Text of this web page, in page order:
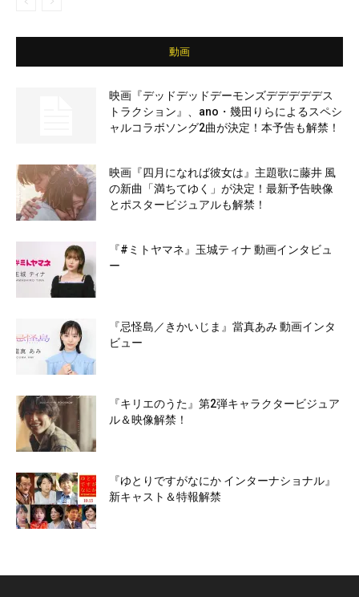
動画
映画『デッドデッドデーモンズデデデデデス
トラクション』、ano・幾田りらによるスペシ
ャルコラボソング2曲が決定！本予告も解禁！
映画『四月になれば彼女は』主題歌に藤井 風
の新曲「満ちてゆく」が決定！最新予告映像
とポスタービジュアルも解禁！
『#ミトヤマネ』玉城ティナ 動画インタビュ
ー
『忌怪島／きかいじま』當真あみ 動画インタ
ビュー
『キリエのうた』第2弾キャラクタービジュア
ル＆映像解禁！
『ゆとりですがなにか インターナショナル』
新キャスト＆特報解禁